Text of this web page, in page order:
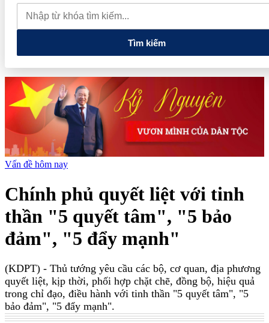
muốn mở rộng hợp tác công nghệ cao tại Đồng Nai
Từ hệ sinh
thái tài chính đến tham vọng năng lượng: T&T Group đang tạo
"đòn bẩy vốn" như thế nào?
Tìm kiếm
Vấn đề hôm nay
Chính phủ quyết liệt với tinh
thần "5 quyết tâm", "5 bảo
đảm", "5 đẩy mạnh"
(KDPT) - Thủ tướng yêu cầu các bộ, cơ quan, địa phương
quyết liệt, kịp thời, phối hợp chặt chẽ, đồng bộ, hiệu quả
trong chỉ đạo, điều hành với tinh thần "5 quyết tâm", "5
bảo đảm", "5 đẩy mạnh".